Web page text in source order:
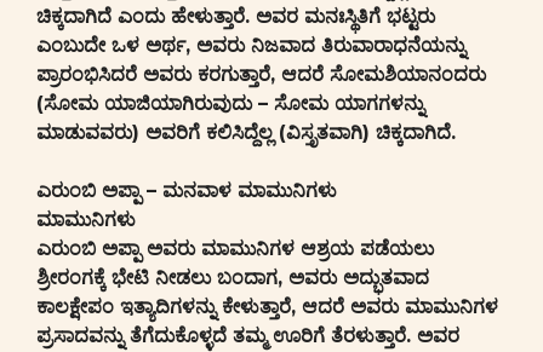
ಚಿಕ್ಕದಾಗಿದೆ ಎಂದು ಹೇಳುತ್ತಾರೆ. ಅವರ ಮನಃಸ್ಥಿತಿಗೆ ಭಟ್ಟರು
ಎಂಬುದೇ ಒಳ ಅರ್ಥ, ಅವರು ನಿಜವಾದ ತಿರುವಾರಾಧನೆಯನ್ನು
ಪ್ರಾರಂಭಿಸಿದರೆ ಅವರು ಕರಗುತ್ತಾರೆ, ಆದರೆ ಸೋಮಶಿಯಾನಂದರು
(ಸೋಮ ಯಾಜಿಯಾಗಿರುವುದು – ಸೋಮ ಯಾಗಗಳನ್ನು
ಮಾಡುವವರು) ಅವರಿಗೆ ಕಲಿಸಿದ್ದೆಲ್ಲ (ವಿಸ್ತೃತವಾಗಿ) ಚಿಕ್ಕದಾಗಿದೆ.
ಎರುಂಬಿ ಅಪ್ಪಾ – ಮನವಾಳ ಮಾಮುನಿಗಳು
ಮಾಮುನಿಗಳು
ಎರುಂಬಿ ಅಪ್ಪಾ ಅವರು ಮಾಮುನಿಗಳ ಆಶ್ರಯ ಪಡೆಯಲು
ಶ್ರೀರಂಗಕ್ಕೆ ಭೇಟಿ ನೀಡಲು ಬಂದಾಗ, ಅವರು ಅದ್ಭುತವಾದ
ಕಾಲಕ್ಷೇಪಂ ಇತ್ಯಾದಿಗಳನ್ನು ಕೇಳುತ್ತಾರೆ, ಆದರೆ ಅವರು ಮಾಮುನಿಗಳ
ಪ್ರಸಾದವನ್ನು ತೆಗೆದುಕೊಳ್ಳದೆ ತಮ್ಮ ಊರಿಗೆ ತೆರಳುತ್ತಾರೆ. ಅವರ